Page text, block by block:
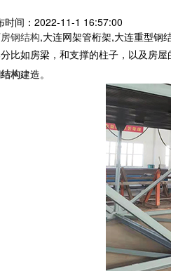
间：2022-11-1 16:57:00
钢结构,大连网架管桁架,大连重型钢
比如房梁，和支撑的柱子，以及房
构建造。